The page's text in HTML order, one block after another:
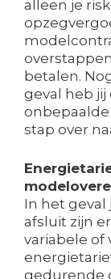
alleen je
betalen.
geval heb
stap over
In het
afsluit zijn
variabele of
gedurende